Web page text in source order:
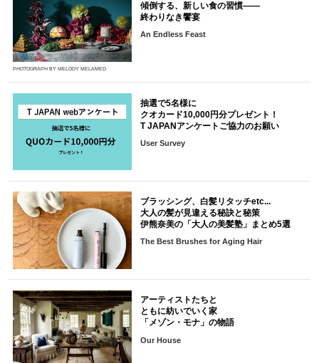
PHOTOGRAPH BY MELODY MELAMED
傾倒する、新しい食の習慣――
終わりなき饗宴
An Endless Feast
抽選で5名様に
クオカード10,000円分プレゼント！
T JAPANアンケートご協力のお願い
User Survey
ブラッシング、白髪リタッチetc...
大人の髪が見違える秘訣と秘策
伊熊奈美の「大人の美髪塾」まとめ5選
The Best Brushes for Aging Hair
アーティストたちと
ともに紡いでいく家
「メゾン・モナ」の物語
Our House